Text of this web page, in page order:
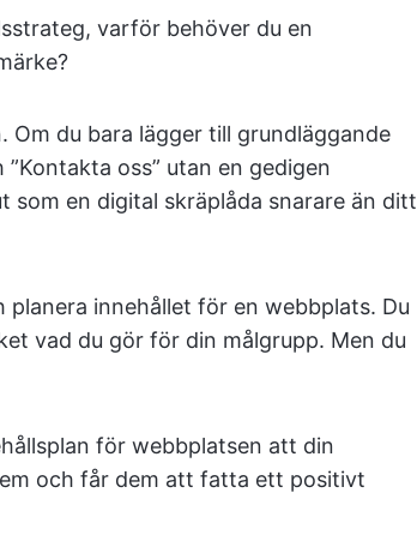
varför behöver du en
du bara lägger till grundläggande
”Kontakta oss” utan en gedigen
som en digital skräplåda snarare än ditt
innehållet för en webbplats. Du
vad du gör för din målgrupp. Men du
för webbplatsen att din
och får dem att fatta ett positivt